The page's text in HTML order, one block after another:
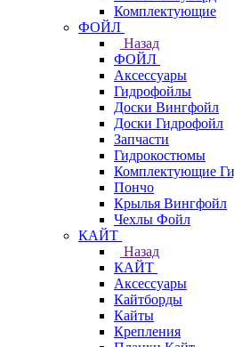
Комплектующие
ФОЙЛ
Назад
ФОЙЛ
Аксессуары
Гидрофойлы
Доски Вингфойл
Доски Гидрофойл
Запчасти
Гидрокостюмы
Комплектующие
Пончо
Крылья Вингфойл
Чехлы Фойл
КАЙТ
Назад
КАЙТ
Аксессуары
Кайтборды
Кайты
Крепления